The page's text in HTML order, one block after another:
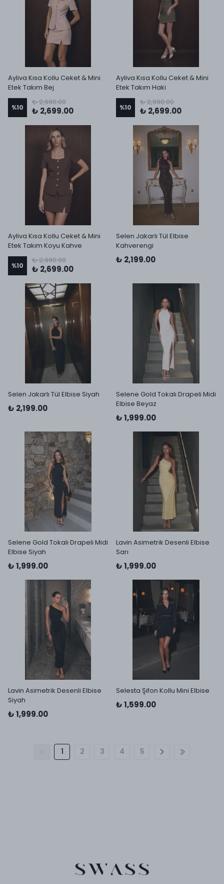
Ayliva Kısa Kollu Ceket & Mini
Etek Takım Bej
%10
₺ 2,990.00
₺ 2,699.00
Ayliva Kısa Kollu Ceket & Mini
Etek Takım Haki
%10
₺ 2,990.00
₺ 2,699.00
Ayliva Kısa Kollu Ceket & Mini
Etek Takım Koyu Kahve
%10
₺ 2,990.00
₺ 2,699.00
Selen Jakarlı Tül Elbise
Kahverengi
₺ 2,199.00
Selen Jakarlı Tül Elbise Siyah
₺ 2,199.00
Selene Gold Tokalı Drapeli Midi
Elbise Beyaz
₺ 1,999.00
Selene Gold Tokalı Drapeli Midi
Elbise Siyah
₺ 1,999.00
Lavin Asimetrik Desenli Elbise
Sarı
₺ 1,999.00
Lavin Asimetrik Desenli Elbise
Siyah
₺ 1,999.00
Selesta Şifon Kollu Mini Elbise
₺ 1,599.00
1 2 3 4 5